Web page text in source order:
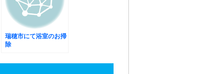
瑞穂市にて浴室のお掃
除